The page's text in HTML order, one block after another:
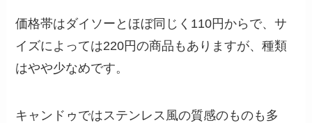
価格帯はダイソーとほぼ同じく110円からで、サ
イズによっては220円の商品もありますが、種類
はやや少なめです。
キャンドゥではステンレス風の質感のものも多